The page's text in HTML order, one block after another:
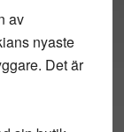
av
nyaste
Det är